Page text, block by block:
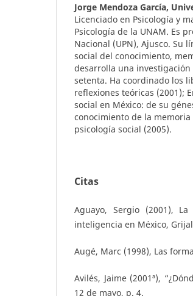
Jorge Mendoza García,
Licenciado en Psicología y
Psicología de la UNAM. Es
Nacional (UPN), Ajusco. Su
social del conocimiento,
desarrolla una
setenta. Ha coordinado los
reflexiones teóricas (2001);
social en México: de su
conocimiento de la memoria
psicología social (2005).
Citas
Aguayo, Sergio (2001),
inteligencia en México,
Augé, Marc (1998), Las
Avilés, Jaime (2001ª),
12 de mayo, p. 4.